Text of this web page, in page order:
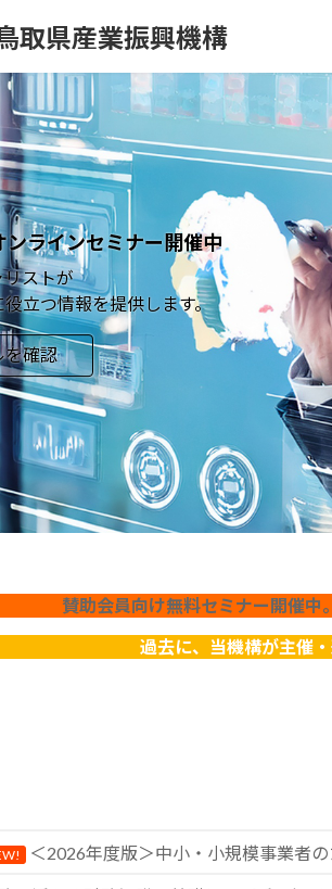
取県産業振興機構
ラインセミナー開催中
ストが
立つ情報を提供します。
を確認
賛助会員向け無料セミナー開催中
過去に、当機構が主催
＜2026年度版＞中小・小規模事業者